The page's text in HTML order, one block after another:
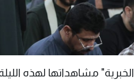
مشاهداتها لهذه